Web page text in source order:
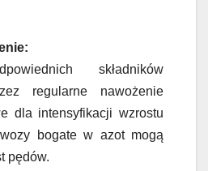
składników
regularne nawożenie
dla intensyfikacji wzrostu
bogate w azot mogą
pędów.